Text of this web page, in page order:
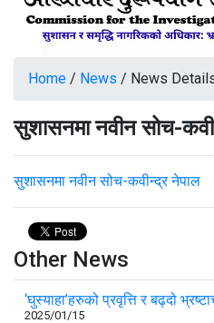
Home / News / News
सुशासनमा नवीन सोच-
सुशासनमा नवीन सोच-कवीन्द्र नेपाल
Other News
‘घुस्याहा’हरुको प्रवृत्ति र बढ्दो
2025/01/15